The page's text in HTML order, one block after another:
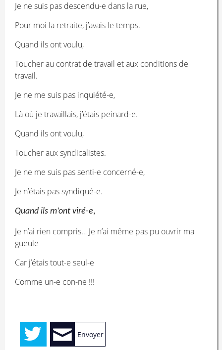
Je ne suis pas descendu-e dans la rue,
Pour moi la retraite, j’avais le temps.
Quand ils ont voulu,
Toucher au contrat de travail et aux conditions de
travail.
Je ne me suis pas inquiété-e,
Là où je travaillais, j’étais peinard-e.
Quand ils ont voulu,
Toucher aux syndicalistes.
Je ne me suis pas senti-e concerné-e,
Je n’étais pas syndiqué-e.
Quand ils m’ont viré-e,
Je n’ai rien compris… Je n’ai même pas pu ouvrir ma
gueule
Car j’étais tout-e seul-e
Comme un-e con-ne !!!
Envoyer